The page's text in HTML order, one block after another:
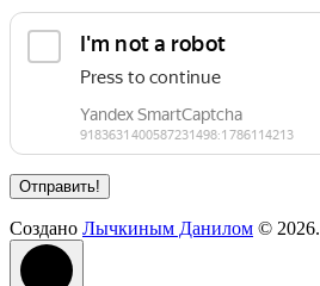
Создано Лычкиным Данилом © 2026.